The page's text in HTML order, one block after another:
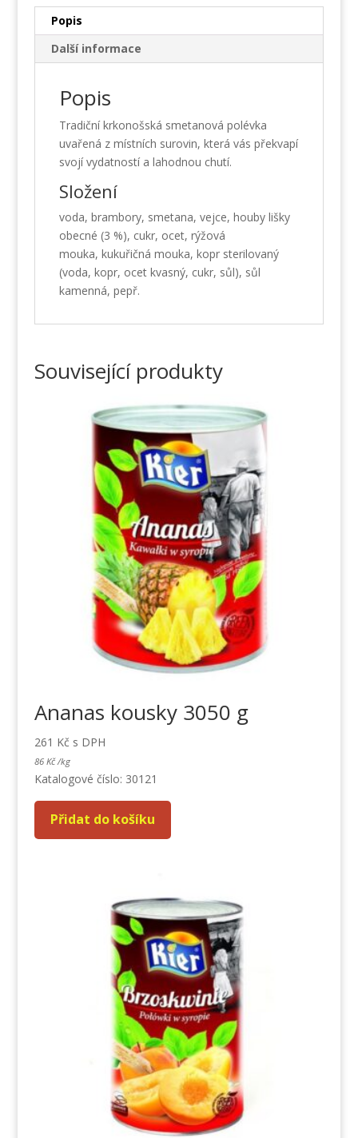
Popis
Další informace
Popis
Tradiční krkonošská smetanová polévka
uvařená z místních surovin, která vás překvapí
svojí vydatností a lahodnou chutí.
Složení
voda, brambory, smetana, vejce, houby lišky
obecné (3 %), cukr, ocet, rýžová
mouka, kukuřičná mouka, kopr sterilovaný
(voda, kopr, ocet kvasný, cukr, sůl), sůl
kamenná, pepř.
Související produkty
Ananas kousky 3050 g
261 Kč s DPH
86 Kč /kg
Katalogové číslo: 30121
Přidat do košíku